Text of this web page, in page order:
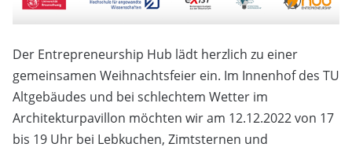
Der Entrepreneurship Hub lädt herzlich zu einer
gemeinsamen Weihnachtsfeier ein. Im Innenhof des TU
Altgebäudes und bei schlechtem Wetter im
Architekturpavillon möchten wir am 12.12.2022 von 17
bis 19 Uhr bei Lebkuchen, Zimtsternen und